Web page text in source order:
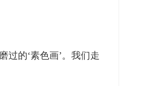
过的‘素色画’。我们走